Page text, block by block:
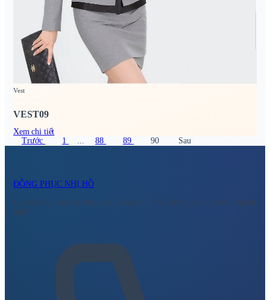
Vest
VEST09
Xem chi tiết
Trước
1 ... 88 89 90 Sau
ĐỒNG PHỤC NHỊ HỒ
Chuyên sản xuất và cung cấp đồng phục chất lượng cao cho mọi ngành
nghề.